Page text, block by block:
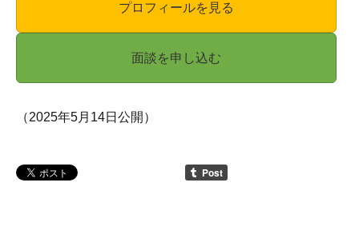
プロフィールを見る
面談を申し込む
（2025年5月14日公開）